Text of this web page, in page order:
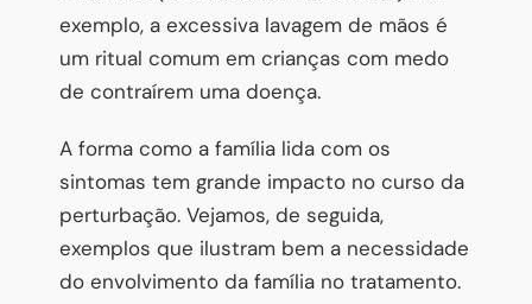
exemplo, a excessiva lavagem de mãos é
um ritual comum em crianças com medo
de contraírem uma doença.
A forma como a família lida com os
sintomas tem grande impacto no curso da
perturbação. Vejamos, de seguida,
exemplos que ilustram bem a necessidade
do envolvimento da família no tratamento.